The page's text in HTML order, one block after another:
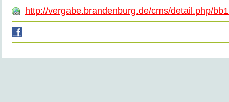
http://vergabe.brandenburg.de/cms/detail.php/